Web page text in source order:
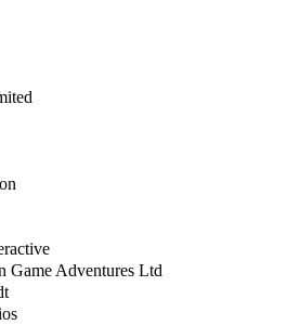
Game Adventures Ltd